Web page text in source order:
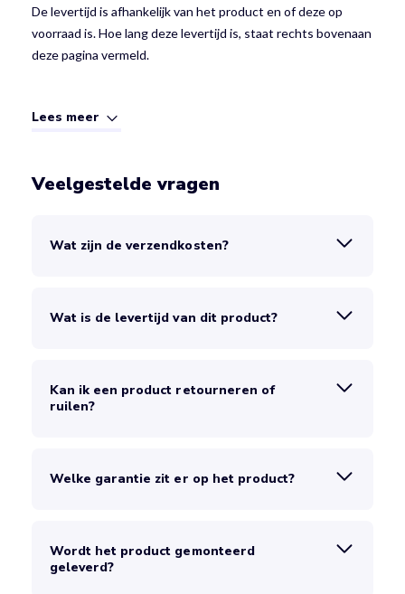
De levertijd is afhankelijk van het product en of deze op
voorraad is. Hoe lang deze levertijd is, staat rechts bovenaan
deze pagina vermeld.
Lees meer
Veelgestelde vragen
Wat zijn de verzendkosten?
Wat is de levertijd van dit product?
Kan ik een product retourneren of
ruilen?
Welke garantie zit er op het product?
Wordt het product gemonteerd
geleverd?